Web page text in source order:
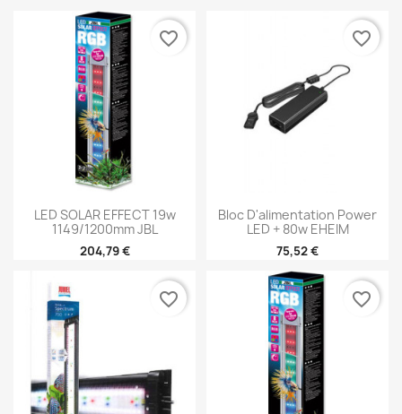
LED SOLAR EFFECT 19w
1149/1200mm JBL
204,79 €
favorite_border
Bloc D'alimentation Power
LED + 80w EHEIM
75,52 €
favorite_border
favorite_border favorite_border